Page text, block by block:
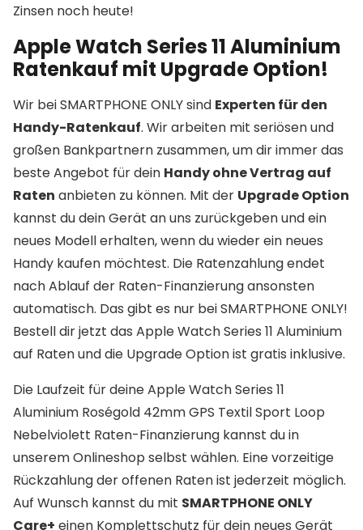
Zinsen noch heute!
Apple Watch Series 11 Aluminium
Ratenkauf mit Upgrade Option!
Wir bei SMARTPHONE ONLY sind Experten für den
Handy-Ratenkauf. Wir arbeiten mit seriösen und
großen Bankpartnern zusammen, um dir immer das
beste Angebot für dein Handy ohne Vertrag auf
Raten anbieten zu können. Mit der Upgrade Option
kannst du dein Gerät an uns zurückgeben und ein
neues Modell erhalten, wenn du wieder ein neues
Handy kaufen möchtest. Die Ratenzahlung endet
nach Ablauf der Raten-Finanzierung ansonsten
automatisch. Das gibt es nur bei SMARTPHONE ONLY!
Bestell dir jetzt das Apple Watch Series 11 Aluminium
auf Raten und die Upgrade Option ist gratis inklusive.
Die Laufzeit für deine Apple Watch Series 11
Aluminium Roségold 42mm GPS Textil Sport Loop
Nebelviolett Raten-Finanzierung kannst du in
unserem Onlineshop selbst wählen. Eine vorzeitige
Rückzahlung der offenen Raten ist jederzeit möglich.
Auf Wunsch kannst du mit SMARTPHONE ONLY
Care+ einen Komplettschutz für dein neues Gerät